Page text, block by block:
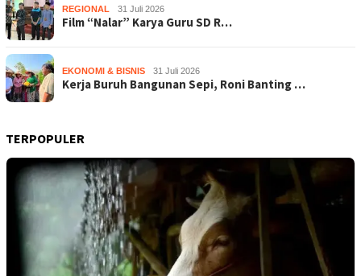
REGIONAL 31 Juli 2026
Film “Nalar” Karya Guru SD R…
EKONOMI & BISNIS 31 Juli 2026
Kerja Buruh Bangunan Sepi, Roni Banting …
TERPOPULER